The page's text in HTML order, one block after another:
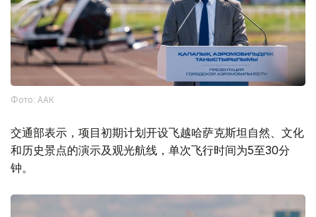
Фото: ААК
交通部表示，项目初期计划开设飞越哈萨克斯坦自然、文化
和历史景点的演示及观光航线，单次飞行时间为5至30分
钟。